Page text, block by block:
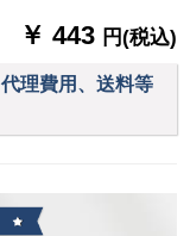
￥ 443 円(税込)
理費用、送料等